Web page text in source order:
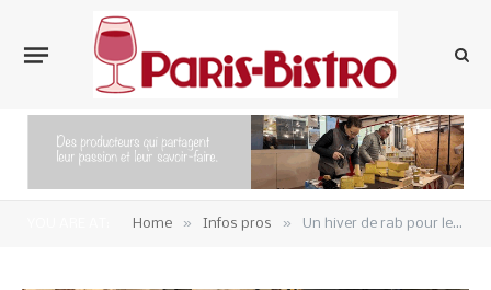
Home » Infos pros » Un hiver de rab pour les terrasses chauffées